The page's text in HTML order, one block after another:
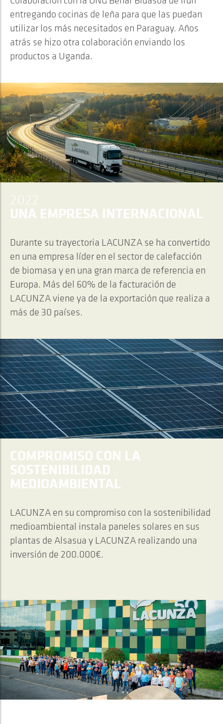
entregando cocinas de leña para que las puedan
utilizar los más necesitados en Paraguay. Años
atrás se hizo otra colaboración enviando los
productos a Uganda.
2022
UNA EMPRESA INTERNACIONAL
Durante su trayectoria LACUNZA se ha convertido
en una empresa líder en el sector de calefacción
de biomasa y en una gran marca de referencia en
Europa. Más del 60% de la facturación de
LACUNZA viene ya de la exportación que realiza a
más de 30 países.
COMPROMISO CON LA
SOSTENIBILIDAD
MEDIOAMBIENTAL
LACUNZA en su compromiso con la sostenibilidad
medioambiental instala paneles solares en sus
plantas de Alsasua y LACUNZA realizando una
inversión de 200.000€.